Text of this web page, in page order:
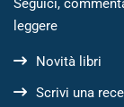
Seguici,
leggere
Novità libri
Scrivi una